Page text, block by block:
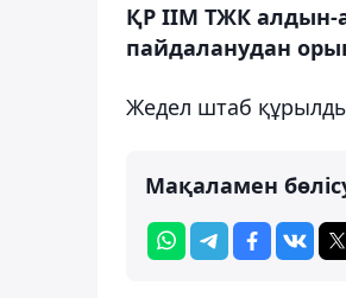
ҚР ІІМ ТЖК
пайдаланудан
Жедел штаб
Мақаламен